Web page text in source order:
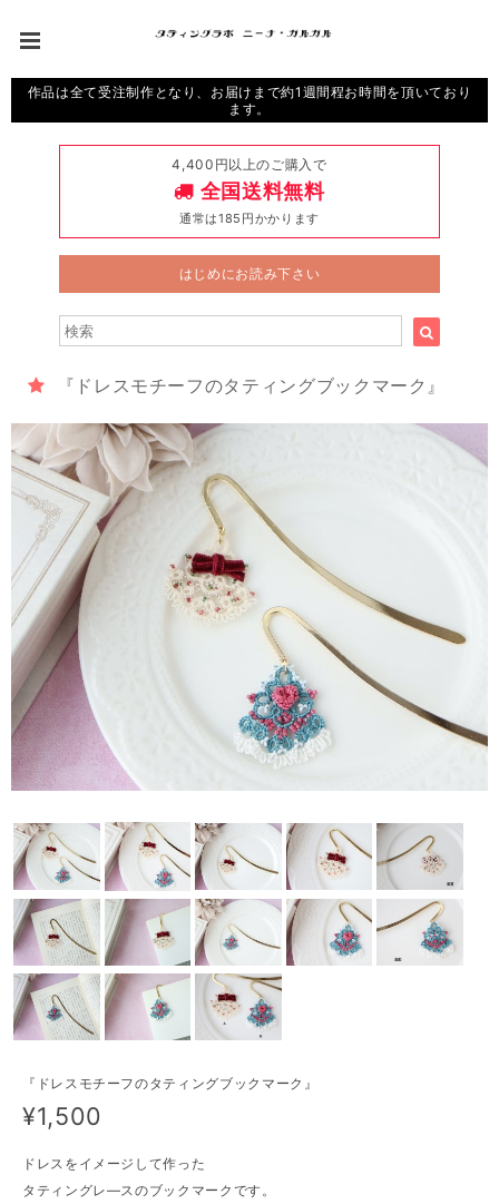
作品は全て受注制作となり、お届けまで約1週間程お時間を頂いており
ます。
4,400円以上のご購入で
全国送料無料
通常は185円かかります
はじめにお読み下さい
『ドレスモチーフのタティングブックマーク』
『ドレスモチーフのタティングブックマーク』
¥1,500
ドレスをイメージして作った
タティングレ―スのブックマークです。